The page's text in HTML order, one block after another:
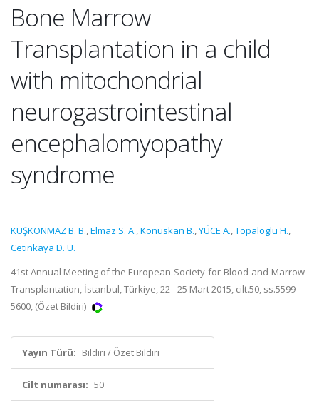
Bone Marrow
Transplantation in a child
with mitochondrial
neurogastrointestinal
encephalomyopathy
syndrome
KUŞKONMAZ B. B.,Elmaz S. A.,Konuskan B.,YÜCE A.,Topaloglu H.,
Cetinkaya D. U.
41st Annual Meeting of the European-Society-for-Blood-and-Marrow-
Transplantation, İstanbul, Türkiye, 22 - 25 Mart 2015, cilt.50, ss.5599-
5600, (Özet Bildiri)
Yayın Türü: Bildiri / Özet Bildiri
Cilt numarası: 50